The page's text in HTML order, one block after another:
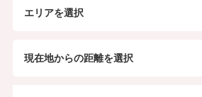
エリアを選択
現在地からの距離を選択